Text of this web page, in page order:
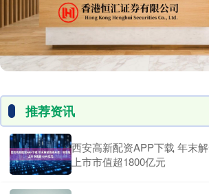
推荐资讯
西安高新配资APP下载 年末
上市市值超1800亿元